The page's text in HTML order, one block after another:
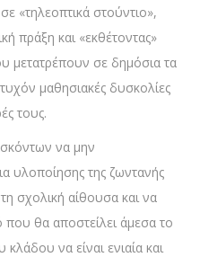
«τηλεοπτικά στούντιο»,
πράξη και «εκθέτοντας»
μετατρέπουν σε δημόσια τα
μαθησιακές δυσκολίες
τους.
να μην
υλοποίησης της ζωντανής
σχολική αίθουσα και να
που θα αποστείλει άμεσα το
να είναι ενιαία και